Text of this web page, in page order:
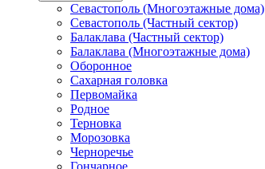
Севастополь (Многоэтажные дома)
Севастополь (Частный сектор)
Балаклава (Частный сектор)
Балаклава (Многоэтажные дома)
Оборонное
Сахарная головка
Первомайка
Родное
Терновка
Морозовка
Черноречье
Гончарное